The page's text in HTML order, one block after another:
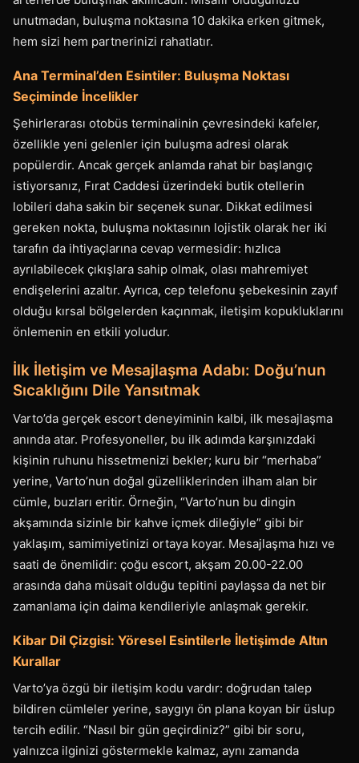
unutmadan, buluşma noktasına 10 dakika erken gitmek,
hem sizi hem partnerinizi rahatlatır.
Ana Terminal’den Esintiler: Buluşma Noktası
Seçiminde İncelikler
Şehirlerarası otobüs terminalinin çevresindeki kafeler,
özellikle yeni gelenler için buluşma adresi olarak
popülerdir. Ancak gerçek anlamda rahat bir başlangıç
istiyorsanız, Fırat Caddesi üzerindeki butik otellerin
lobileri daha sakin bir seçenek sunar. Dikkat edilmesi
gereken nokta, buluşma noktasının lojistik olarak her iki
tarafın da ihtiyaçlarına cevap vermesidir: hızlıca
ayrılabilecek çıkışlara sahip olmak, olası mahremiyet
endişelerini azaltır. Ayrıca, cep telefonu şebekesinin zayıf
olduğu kırsal bölgelerden kaçınmak, iletişim kopukluklarını
önlemenin en etkili yoludur.
İlk İletişim ve Mesajlaşma Adabı: Doğu’nun
Sıcaklığını Dile Yansıtmak
Varto’da gerçek escort deneyiminin kalbi, ilk mesajlaşma
anında atar. Profesyoneller, bu ilk adımda karşınızdaki
kişinin ruhunu hissetmenizi bekler; kuru bir “merhaba”
yerine, Varto’nun doğal güzelliklerinden ilham alan bir
cümle, buzları eritir. Örneğin, “Varto’nun bu dingin
akşamında sizinle bir kahve içmek dileğiyle” gibi bir
yaklaşım, samimiyetinizi ortaya koyar. Mesajlaşma hızı ve
saati de önemlidir: çoğu escort, akşam 20.00-22.00
arasında daha müsait olduğu tepitini paylaşsa da net bir
zamanlama için daima kendileriyle anlaşmak gerekir.
Kibar Dil Çizgisi: Yöresel Esintilerle İletişimde Altın
Kurallar
Varto’ya özgü bir iletişim kodu vardır: doğrudan talep
bildiren cümleler yerine, saygıyı ön plana koyan bir üslup
tercih edilir. “Nasıl bir gün geçirdiniz?” gibi bir soru,
yalnızca ilginizi göstermekle kalmaz, aynı zamanda